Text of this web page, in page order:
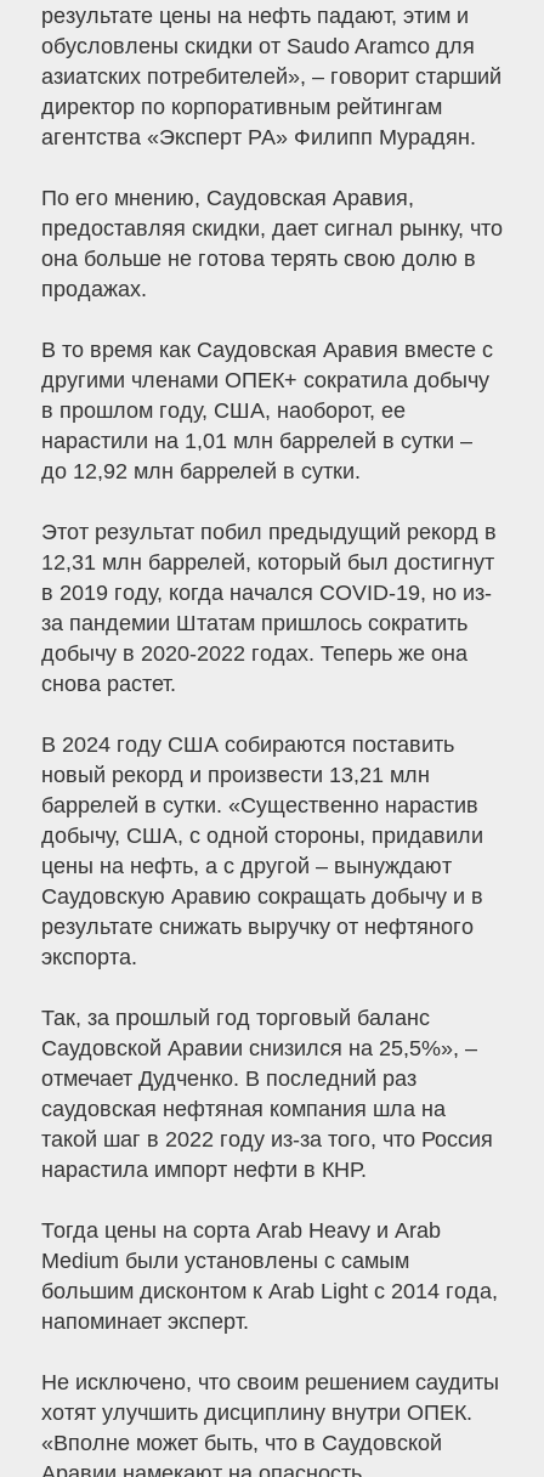
результате цены на нефть падают, этим и
обусловлены скидки от Saudo Aramco для
азиатских потребителей», – говорит старший
директор по корпоративным рейтингам
агентства «Эксперт РА» Филипп Мурадян.
По его мнению, Саудовская Аравия,
предоставляя скидки, дает сигнал рынку, что
она больше не готова терять свою долю в
продажах.
В то время как Саудовская Аравия вместе с
другими членами ОПЕК+ сократила добычу
в прошлом году, США, наоборот, ее
нарастили на 1,01 млн баррелей в сутки –
до 12,92 млн баррелей в сутки.
Этот результат побил предыдущий рекорд в
12,31 млн баррелей, который был достигнут
в 2019 году, когда начался COVID-19, но из-
за пандемии Штатам пришлось сократить
добычу в 2020-2022 годах. Теперь же она
снова растет.
В 2024 году США собираются поставить
новый рекорд и произвести 13,21 млн
баррелей в сутки. «Существенно нарастив
добычу, США, с одной стороны, придавили
цены на нефть, а с другой – вынуждают
Саудовскую Аравию сокращать добычу и в
результате снижать выручку от нефтяного
экспорта.
Так, за прошлый год торговый баланс
Саудовской Аравии снизился на 25,5%», –
отмечает Дудченко. В последний раз
саудовская нефтяная компания шла на
такой шаг в 2022 году из-за того, что Россия
нарастила импорт нефти в КНР.
Тогда цены на сорта Arab Heavy и Arab
Medium были установлены с самым
большим дисконтом к Arab Light с 2014 года,
напоминает эксперт.
Не исключено, что своим решением саудиты
хотят улучшить дисциплину внутри ОПЕК.
«Вполне может быть, что в Саудовской